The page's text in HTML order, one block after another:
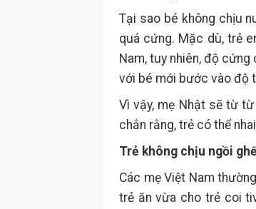
Tại sao bé không chịu
quá cứng. Mặc dù, trẻ
Nam, tuy nhiên, độ
với bé mới bước vào độ
Vì vậy, mẹ Nhật sẽ từ
chắn rằng, trẻ có thể
Trẻ không chịu ngồi
Các mẹ Việt Nam
trẻ ăn vừa cho trẻ coi